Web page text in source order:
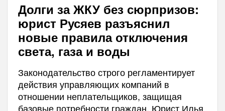
Долги за ЖКУ без сюрпризов:
юрист Русяев разъяснил
новые правила отключения
света, газа и воды
Законодательство строго регламентирует
действия управляющих компаний в
отношении неплательщиков, защищая
базовые потребности граждан. Юрист Илья